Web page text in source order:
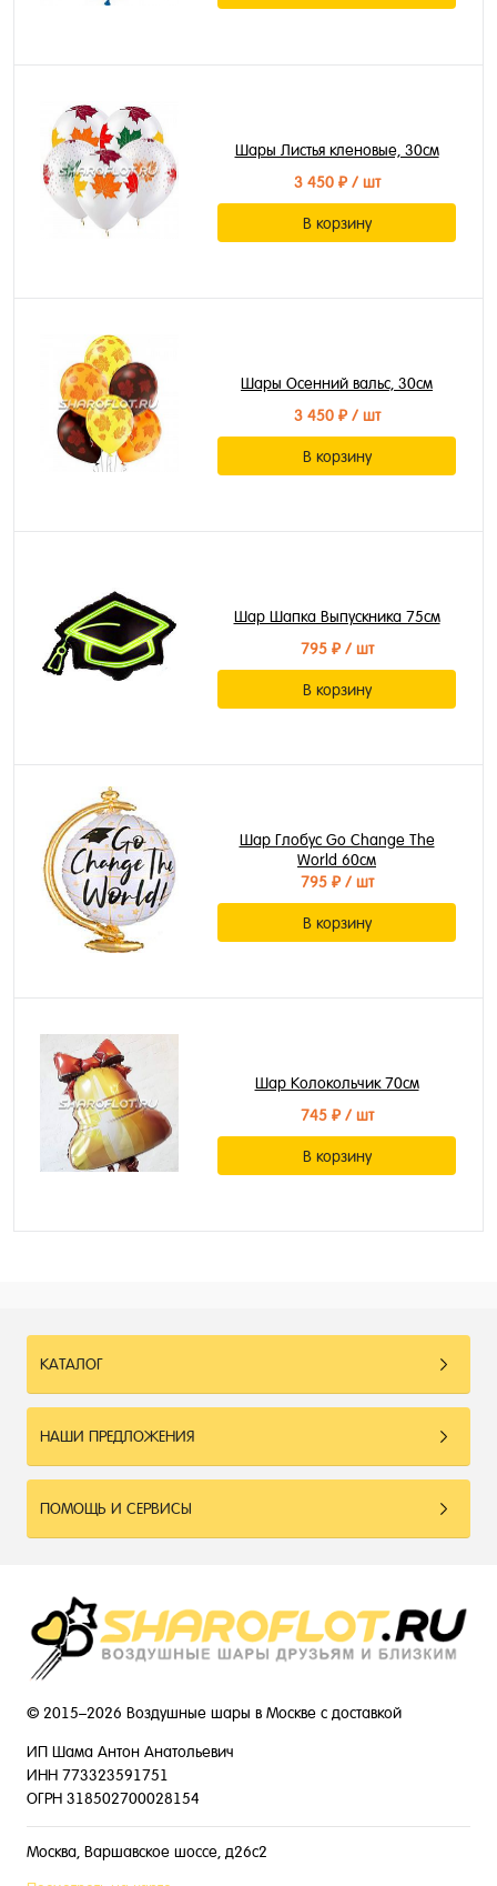
Шары Листья кленовые, 30см
3 450 ₽/ шт
В корзину
Шары Осенний вальс, 30см
3 450 ₽/ шт
В корзину
Шар Шапка Выпускника 75см
795 ₽/ шт
В корзину
Шар Глобус Go Change The
World 60см
795 ₽/ шт
В корзину
Шар Колокольчик 70см
745 ₽/ шт
В корзину
КАТАЛОГ
НАШИ ПРЕДЛОЖЕНИЯ
ПОМОЩЬ И СЕРВИСЫ
© 2015–2026 Воздушные шары в Москве с доставкой
ИП Шама Антон Анатольевич
ИНН 773323591751
ОГРН 318502700028154
Москва, Варшавское шоссе, д26с2